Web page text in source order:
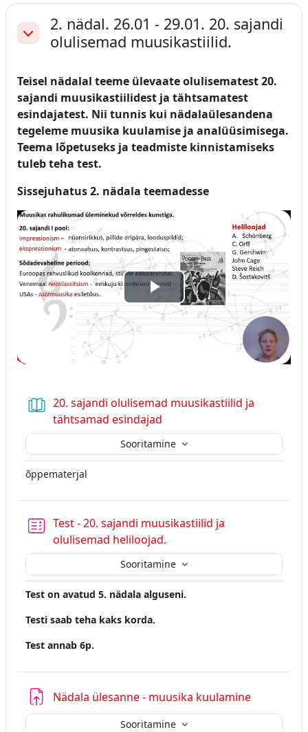
Ahenda
2. nädal. 26.01 - 29.01. 20. sajandi
olulisemad muusikastiilid.
Teisel nädalal teeme ülevaate olulisematest 20.
sajandi muusikastiilidest ja tähtsamatest
esindajatest. Nii tunnis kui nädalaülesandena
tegeleme muusika kuulamise ja analüüsimisega.
Teema lõpetuseks ja teadmiste kinnistamiseks
tuleb teha test.
Sissejuhatus 2. nädala teemadesse
Esita
video
20. sajandi olulisemad muusikastiilid ja
tähtsamad esindajad
Sooritamine
õppematerjal
Test - 20. sajandi muusikastiilid ja
olulisemad heliloojad.
Sooritamine
Test on avatud 5. nädala alguseni.
Testi saab teha kaks korda.
Test annab 6p.
Nädala ülesanne - muusika kuulamine
Sooritamine